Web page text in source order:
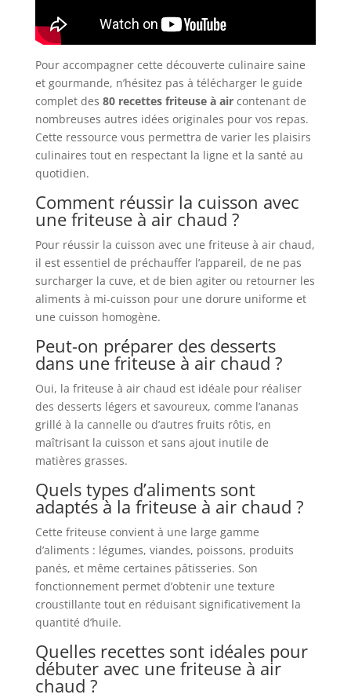
Pour accompagner cette découverte culinaire saine
et gourmande, n’hésitez pas à télécharger le guide
complet des 80 recettes friteuse à aircontenant de
nombreuses autres idées originales pour vos repas.
Cette ressource vous permettra de varier les plaisirs
culinaires tout en respectant la ligne et la santé au
quotidien.
Comment réussir la cuisson avec
une friteuse à air chaud ?
Pour réussir la cuisson avec une friteuse à air chaud,
il est essentiel de préchauffer l’appareil, de ne pas
surcharger la cuve, et de bien agiter ou retourner les
aliments à mi-cuisson pour une dorure uniforme et
une cuisson homogène.
Peut-on préparer des desserts
dans une friteuse à air chaud ?
Oui, la friteuse à air chaud est idéale pour réaliser
des desserts légers et savoureux, comme l’ananas
grillé à la cannelle ou d’autres fruits rôtis, en
maîtrisant la cuisson et sans ajout inutile de
matières grasses.
Quels types d’aliments sont
adaptés à la friteuse à air chaud ?
Cette friteuse convient à une large gamme
d’aliments : légumes, viandes, poissons, produits
panés, et même certaines pâtisseries. Son
fonctionnement permet d’obtenir une texture
croustillante tout en réduisant significativement la
quantité d’huile.
Quelles recettes sont idéales pour
débuter avec une friteuse à air
chaud ?